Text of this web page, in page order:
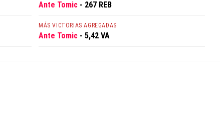
Ante Tomic - 267 REB
MÁS VICTORIAS AGREGADAS
Ante Tomic - 5,42 VA